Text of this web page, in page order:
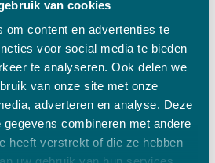
van cookies
om content en advertenties te
voor social media te bieden
te analyseren. Ook delen we
van onze site met onze
adverteren en analyse. Deze
combineren met andere
heeft verstrekt of die ze hebben
aanondernemerschap
begrijpen we de
die je als onderneming hebt
leveranciers en klanten.